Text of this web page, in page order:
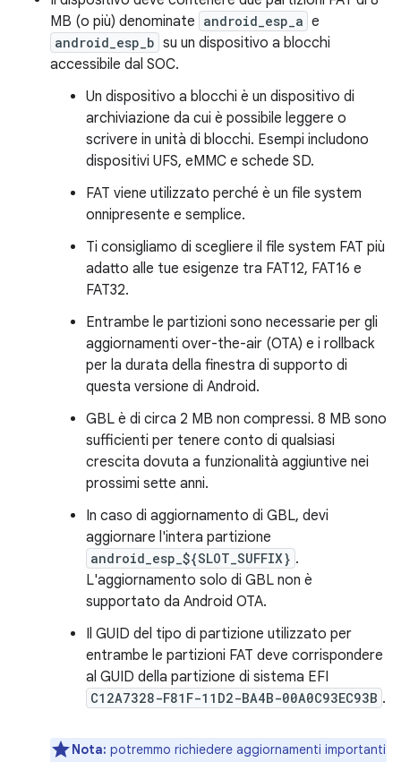
MB (o più) denominate android_esp_a e
android_esp_b su un dispositivo a blocchi
accessibile dal SOC.
Un dispositivo a blocchi è un dispositivo di
archiviazione da cui è possibile leggere o
scrivere in unità di blocchi. Esempi includono
dispositivi UFS, eMMC e schede SD.
FAT viene utilizzato perché è un file system
onnipresente e semplice.
Ti consigliamo di scegliere il file system FAT più
adatto alle tue esigenze tra FAT12, FAT16 e
FAT32.
Entrambe le partizioni sono necessarie per gli
aggiornamenti over-the-air (OTA) e i rollback
per la durata della finestra di supporto di
questa versione di Android.
GBL è di circa 2 MB non compressi. 8 MB sono
sufficienti per tenere conto di qualsiasi
crescita dovuta a funzionalità aggiuntive nei
prossimi sette anni.
In caso di aggiornamento di GBL, devi
aggiornare l'intera partizione
android_esp_${SLOT_SUFFIX} .
L'aggiornamento solo di GBL non è
supportato da Android OTA.
Il GUID del tipo di partizione utilizzato per
entrambe le partizioni FAT deve corrispondere
al GUID della partizione di sistema EFI
C12A7328-F81F-11D2-BA4B-00A0C93EC93B .
Nota: potremmo richiedere aggiornamenti importanti